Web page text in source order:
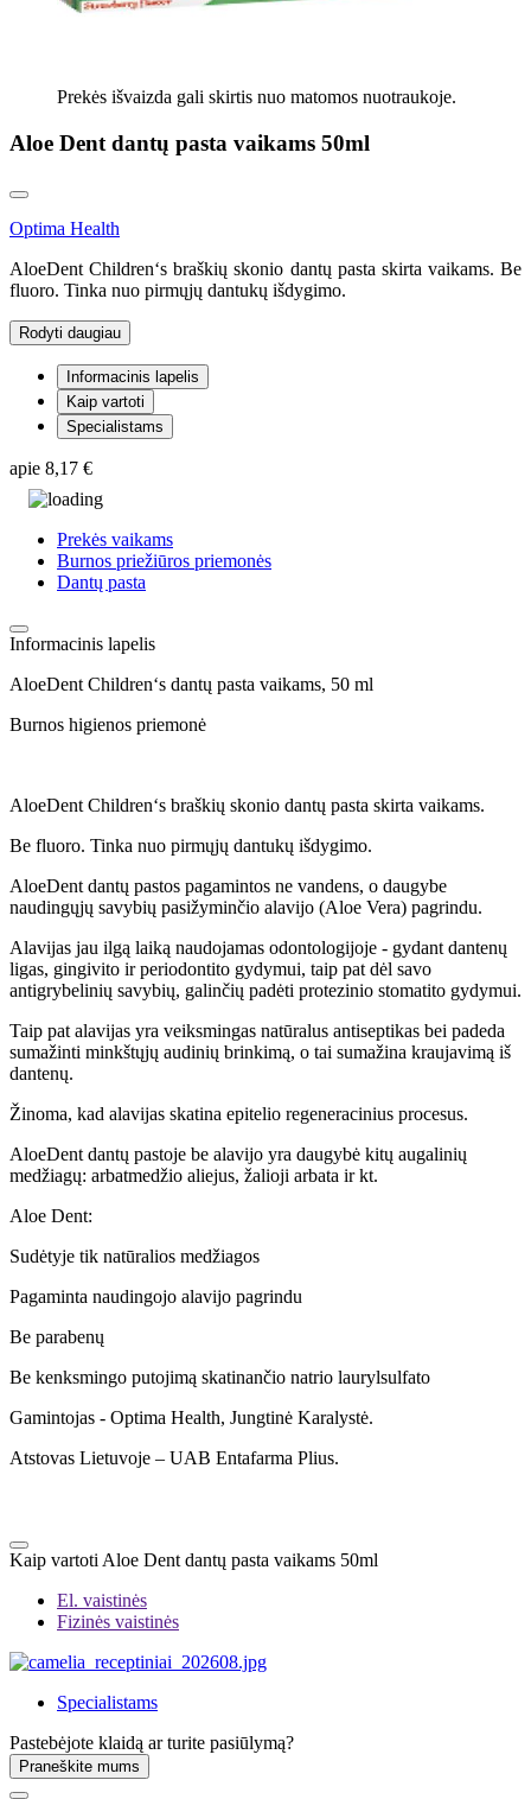
Prekės išvaizda gali skirtis nuo matomos nuotraukoje.
Aloe Dent dantų pasta vaikams 50ml
Optima Health
AloeDent Children‘s braškių skonio dantų pasta skirta vaikams. Be
fluoro. Tinka nuo pirmųjų dantukų išdygimo.
Rodyti daugiau
Informacinis lapelis
Kaip vartoti
Specialistams
apie 8,17 €
Prekės vaikams
Burnos priežiūros priemonės
Dantų pasta
Informacinis lapelis
AloeDent Children‘s dantų pasta vaikams, 50 ml
Burnos higienos priemonė
AloeDent Children‘s braškių skonio dantų pasta skirta vaikams.
Be fluoro. Tinka nuo pirmųjų dantukų išdygimo.
AloeDent dantų pastos pagamintos ne vandens, o daugybe
naudingųjų savybių pasižyminčio alavijo (Aloe Vera) pagrindu.
Alavijas jau ilgą laiką naudojamas odontologijoje - gydant dantenų
ligas, gingivito ir periodontito gydymui, taip pat dėl savo
antigrybelinių savybių, galinčių padėti protezinio stomatito gydymui.
Taip pat alavijas yra veiksmingas natūralus antiseptikas bei padeda
sumažinti minkštųjų audinių brinkimą, o tai sumažina kraujavimą iš
dantenų.
Žinoma, kad alavijas skatina epitelio regeneracinius procesus.
AloeDent dantų pastoje be alavijo yra daugybė kitų augalinių
medžiagų: arbatmedžio aliejus, žalioji arbata ir kt.
Aloe Dent:
Sudėtyje tik natūralios medžiagos
Pagaminta naudingojo alavijo pagrindu
Be parabenų
Be kenksmingo putojimą skatinančio natrio laurylsulfato
Gamintojas - Optima Health, Jungtinė Karalystė.
Atstovas Lietuvoje – UAB Entafarma Plius.
Kaip vartoti Aloe Dent dantų pasta vaikams 50ml
El. vaistinės
Fizinės vaistinės
Specialistams
Pastebėjote klaidą ar turite pasiūlymą?
Praneškite mums